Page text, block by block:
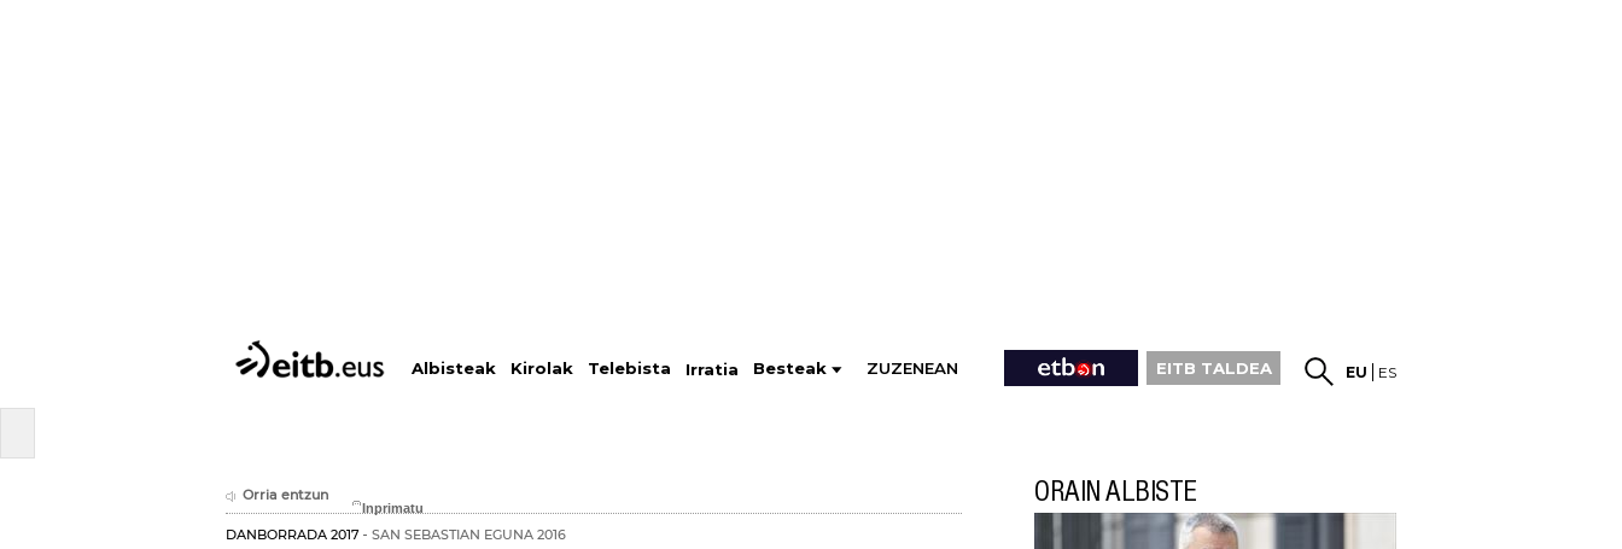
Albisteak Kirolak Telebista Irratia Besteak ZUZENEAN EITB TALDEA EU ES
Orria entzun
DANBORRADA 2017 SAN SEBASTIAN EGUNA 2016
ORAIN ALBISTE